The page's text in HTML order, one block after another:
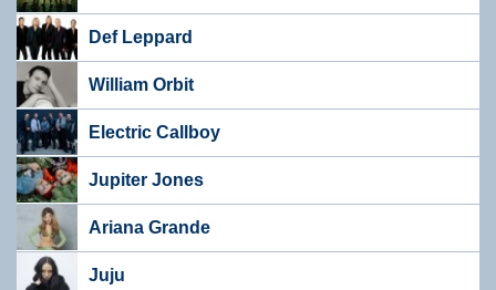
Def Leppard
William Orbit
Electric Callboy
Jupiter Jones
Ariana Grande
Juju